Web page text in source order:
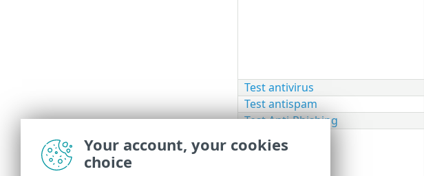
Test antivirus
Test antispam
Test Anti-Phishing
Regole
Your account, your cookies
choice